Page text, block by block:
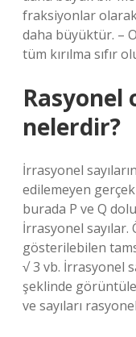
fraksiyonlar olarak
daha büyüktür. –
tüm kırılma sıfır
Rasyonel
nelerdir?
İrrasyonel
edilemeyen
burada P ve Q
İrrasyonel sayılar.
gösterilebilen
√ 3 vb. İrrasyonel
şeklinde
ve sayıları